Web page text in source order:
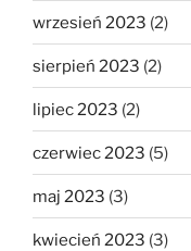
wrzesień 2023 (2)
sierpień 2023 (2)
lipiec 2023 (2)
czerwiec 2023 (5)
maj 2023 (3)
kwiecień 2023 (3)